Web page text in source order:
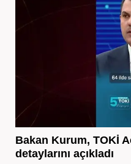
Bakan Kurum, TOKİ
detaylarını açıkladı